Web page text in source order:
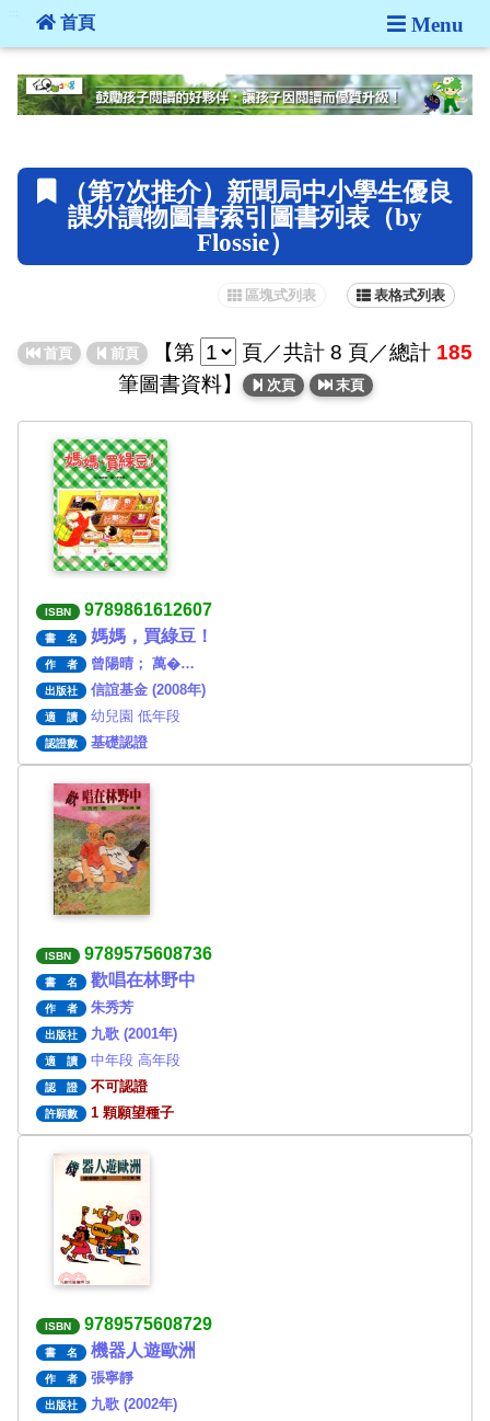
:::
首頁 Menu
（第7次推介）新聞局中小學生優良
課外讀物圖書索引圖書列表（by
Flossie）
表格式列表
區塊式列表
首頁 前頁 【第 頁／共計 8 頁／總計 185
筆圖書資料】
次頁 末頁
ISBN 9789861612607
書 名 媽媽，買綠豆！
作 者 曾陽晴； 萬�…
出版社 信誼基金 (2008年)
適 讀 幼兒園 低年段
認證數 基礎認證
ISBN 9789575608736
書 名 歡唱在林野中
作 者 朱秀芳
出版社 九歌 (2001年)
適 讀 中年段 高年段
認 證 不可認證
許願數 1 顆願望種子
ISBN 9789575608729
書 名 機器人遊歐洲
作 者 張寧靜
出版社 九歌 (2002年)